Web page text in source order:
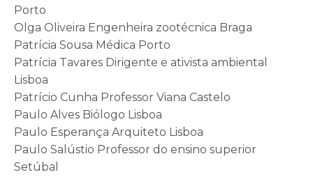
Porto
Olga Oliveira Engenheira zootécnica Braga
Patrícia Sousa Médica Porto
Patrícia Tavares Dirigente e ativista ambiental
Lisboa
Patrício Cunha Professor Viana Castelo
Paulo Alves Biólogo Lisboa
Paulo Esperança Arquiteto Lisboa
Paulo Salústio Professor do ensino superior
Setúbal